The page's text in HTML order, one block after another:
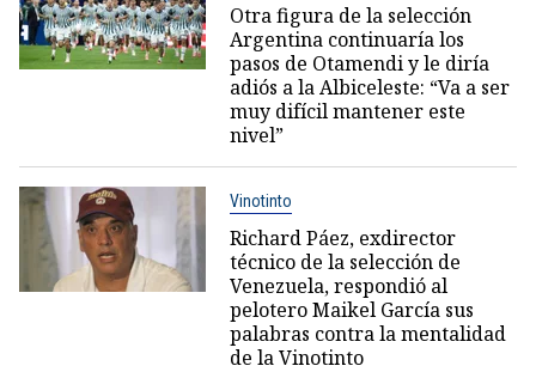
Otra figura de la selección
Argentina continuaría los
pasos de Otamendi y le diría
adiós a la Albiceleste: “Va a ser
muy difícil mantener este
nivel”
Vinotinto
Richard Páez, exdirector
técnico de la selección de
Venezuela, respondió al
pelotero Maikel García sus
palabras contra la mentalidad
de la Vinotinto